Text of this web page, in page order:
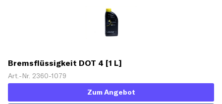
Bremsflüssigkeit DOT 4 [1 L]
Art.-Nr. 2360-1079
Zum Angebot